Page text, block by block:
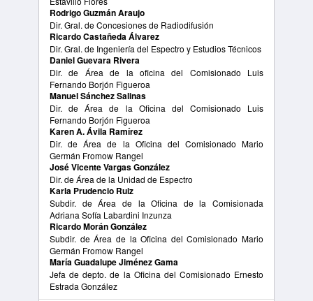
Rodrigo Guzmán Araujo
Dir. Gral. de Concesiones de Radiodifusión
Ricardo Castañeda Álvarez
Dir. Gral. de Ingeniería del Espectro y Estudios Técnicos
Daniel Guevara Rivera
Dir. de Área de la oficina del Comisionado Luis
Fernando Borjón Figueroa
Manuel Sánchez Salinas
Dir. de Área de la Oficina del Comisionado Luis
Fernando Borjón Figueroa
Karen A. Ávila Ramírez
Dir. de Área de la Oficina del Comisionado Mario
Germán Fromow Rangel
José Vicente Vargas González
Dir. de Área de la Unidad de Espectro
Karla Prudencio Ruiz
Subdir. de Área de la Oficina de la Comisionada
Adriana Sofía Labardini Inzunza
Ricardo Morán González
Subdir. de Área de la Oficina del Comisionado Mario
Germán Fromow Rangel
María Guadalupe Jiménez Gama
Jefa de depto. de la Oficina del Comisionado Ernesto
Estrada González